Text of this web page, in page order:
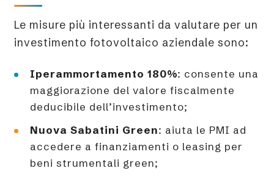
Le misure più interessanti da valutare per un
investimento fotovoltaico aziendale sono:
Iperammortamento 180%: consente una
maggiorazione del valore fiscalmente
deducibile dell’investimento;
Nuova Sabatini Green: aiuta le PMI ad
accedere a finanziamenti o leasing per
beni strumentali green;